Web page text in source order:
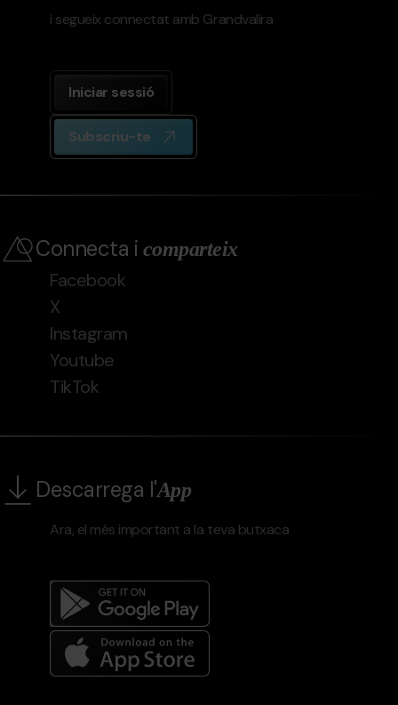
i segueix connectat amb Grandvalira
Iniciar sessió
Subscriu-te
Connecta i comparteix
Facebook
X
Instagram
Youtube
TikTok
Descarrega l'App
Ara, el més important a la teva butxaca